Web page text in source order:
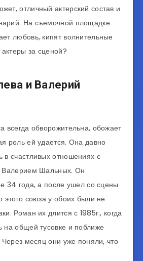
отличный актерский состав и
На съемочной площадке
любовь, кипят волнительные
актеры за сценой?
и Валерий
всегда обворожительна, обожает
роль ей удается. Она давно
в счастливых отношениях с
Валерием Шальных. Он
34 года, а после ушел со сцены
этого союза у обоих были не
Роман их длится с 1985г., когда
на общей тусовке и поближе
Через месяц они уже поняли, что